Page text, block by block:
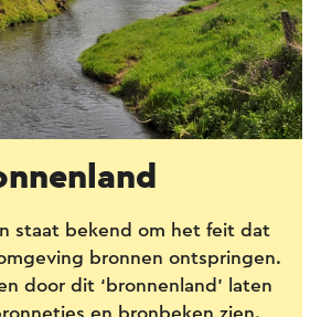
staat bekend om het feit dat
bronnen ontspringen.
door dit ‘bronnenland’ laten